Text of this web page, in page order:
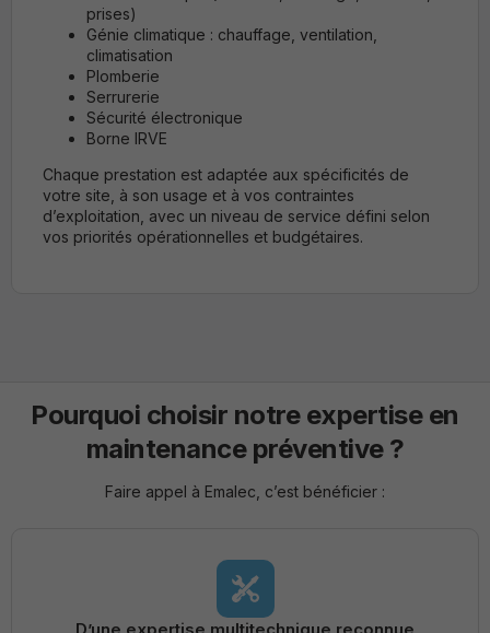
prises)
Génie climatique : chauffage, ventilation,
climatisation
Plomberie
Serrurerie
Sécurité électronique
Borne IRVE
Chaque prestation est adaptée aux spécificités de
votre site, à son usage et à vos contraintes
d’exploitation, avec un niveau de service défini selon
vos priorités opérationnelles et budgétaires.
Pourquoi choisir notre expertise en
maintenance préventive ?
Faire appel à Emalec, c’est bénéficier :